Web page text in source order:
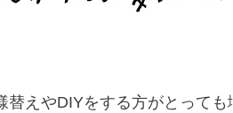
替えやDIYをする方がとって